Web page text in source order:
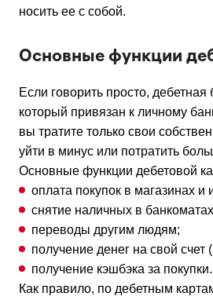
носить ее с собой.
Основные функции
Если говорить просто,
который привязан к личному
вы тратите только свои
уйти в минус или потратить
Основные функции дебетовой
оплата покупок в магазинах и
снятие наличных в
переводы другим людям;
получение денег на свой
получение кэшбэка за покупки.
Как правило, по дебетным